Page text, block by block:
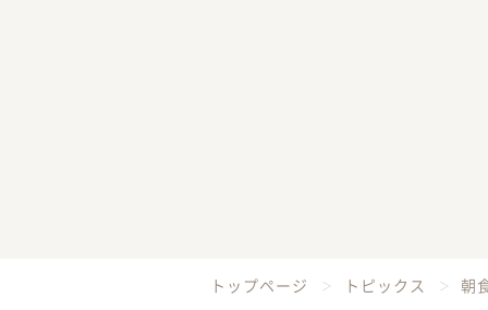
トップページ トピックス 朝